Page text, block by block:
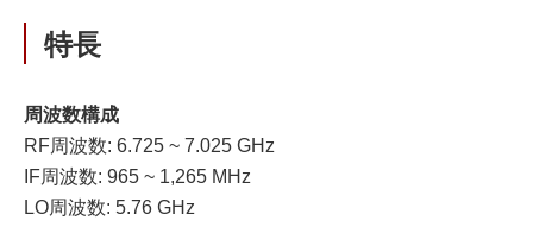
特長
周波数構成
RF周波数: 6.725 ~ 7.025 GHz
IF周波数: 965 ~ 1,265 MHz
LO周波数: 5.76 GHz